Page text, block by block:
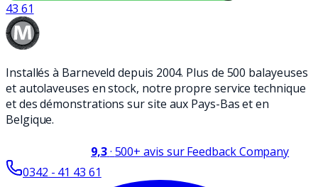
43 61
Installés à Barneveld depuis 2004. Plus de 500 balayeuses
et autolaveuses en stock, notre propre service technique
et des démonstrations sur site aux Pays-Bas et en
Belgique.
9,3· 500+ avis sur Feedback Company
0342 - 41 43 61